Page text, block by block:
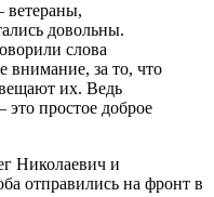
ветераны,
довольны.
слова
внимание, за то, что
их. Ведь
это простое доброе
Николаевич и
отправились на фронт в